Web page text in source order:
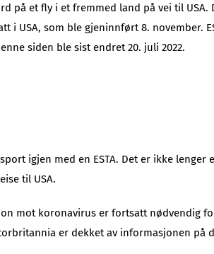
et fly i et fremmed land på vei til USA.
USA, som ble gjeninnført 8. november.
siden ble sist endret 20. juli 2022.
igjen med en ESTA. Det er ikke
til USA.
mot koronavirus er fortsatt nødvendig
er dekket av informasjonen på